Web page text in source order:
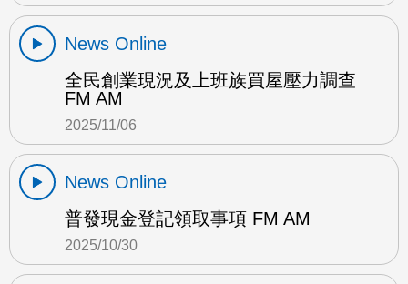
News Online
全民創業現況及上班族買屋壓力調查
FM AM
2025/11/06
News Online
普發現金登記領取事項 FM AM
2025/10/30